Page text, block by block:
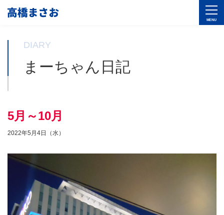
DIARY
まーちゃん日記
5月～10月
2022年5月4日（水）